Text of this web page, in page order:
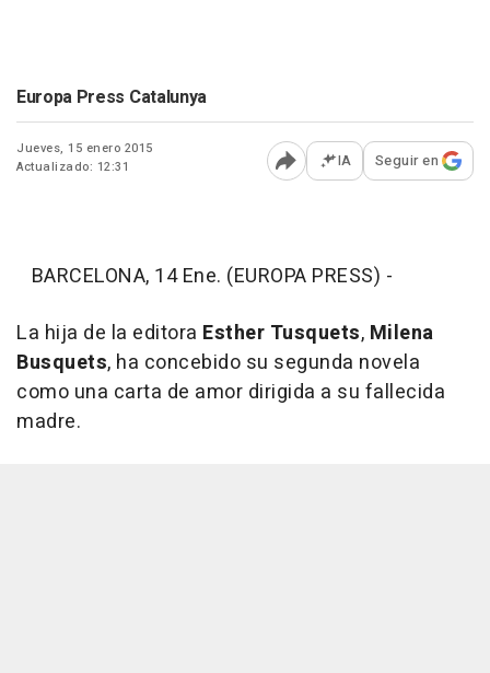
Europa Press Catalunya
Jueves, 15 enero 2015
Actualizado: 12:31
Abrir opciones para
IA Seguir en
BARCELONA, 14 Ene. (EUROPA PRESS) -
La hija de la editora Esther Tusquets, Milena
Busquets, ha concebido su segunda novela
como una carta de amor dirigida a su fallecida
madre.